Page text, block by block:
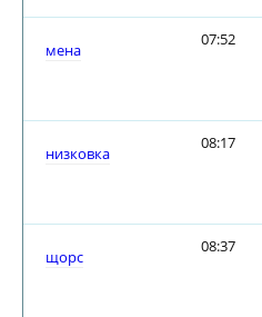
мена
07:52
низковка
08:17
щорс
08:37